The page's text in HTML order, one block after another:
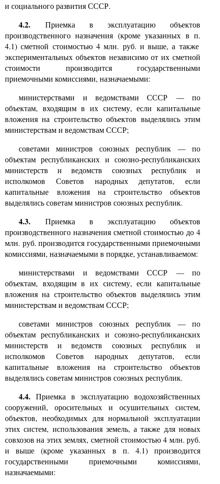
и социального развития СССР.
4.2.
Приемка в эксплуатацию объектов
производственного назначения (кроме указанных в п.
4.1) сметной стоимостью4млн. руб. и выше, а также
экспериментальных объектов независимо от их сметной
стоимости производится государственными
приемочными комиссиями, назначаемыми:
министерствами и ведомствами СССР —по
объектам, входящим в их систему, если капитальные
вложения на строительство объектов выделялись этим
министерствам и ведомствам СССР;
советами министров союзных республик — по
объектам республиканских и союзно-республиканских
министерств и ведомств союзных республик и
исполкомов Советов народных депутатов, если
капитальные вложения на строительство объектов
выделялись советам министров союзных республик.
4.3.
Приемка в эксплуатацию объектов
производственного назначения сметной стоимостью до 4
млн. руб. производится государственными приемочными
комиссиями, назначаемыми в порядке, устанавливаемом:
министерствами и ведомствами СССР —по
объектам, входящим в их систему, если капитальные
вложения на строительство объектов выделялись этим
министерствам и ведомствам СССР;
советами министров союзных республик — по
объектам республиканских и союзно-республиканских
министерств и ведомств союзных республик и
исполкомов Советов народных депутатов, если
капитальные вложения на строительство объектов
выделялись советам министров союзных республик.
4.4. Приемка в эксплуатацию водохозяйственных
сооружений, оросительных и осушительных систем,
объектов, необходимых для нормальной эксплуатации
этих систем, использования земель, а также для новых
совхозов на этих землях, сметной стоимостью4 млн. руб.
и выше (кроме указанных в п. 4.1)производится
государственными приемочными комиссиями,
назначаемыми: